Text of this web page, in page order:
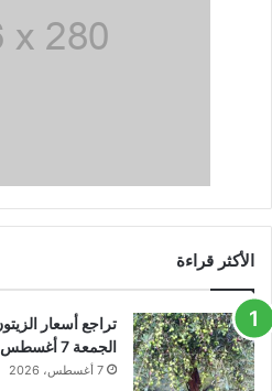
الأكثر قراءة
تراجع أسعار
الجمعة 7 أغسطس 2026
7 أغسطس، 2026